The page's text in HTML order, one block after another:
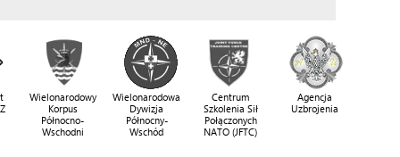
Wielonarodowy
Korpus
Północno-
Wschodni
Wielonarodowa
Dywizja
Północny-
Wschód
Centrum
Szkolenia Sił
Połączonych
NATO (JFTC)
Agencja
Uzbrojenia